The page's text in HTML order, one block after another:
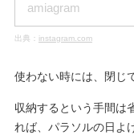
amiagram
出典： instagram.com
使わない時には、閉じ
収納するという手間は
れば、パラソルの日よ